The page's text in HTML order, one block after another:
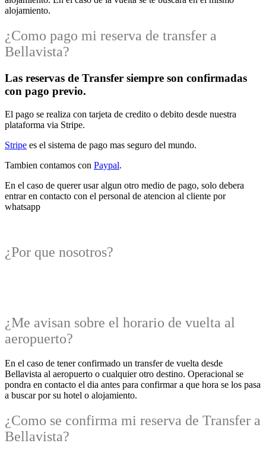
alojamiento.
¿Como pago mi reserva de transfer a
Bellavista?
Las reservas de Transfer siempre son confirmadas
con pago previo.
El pago se realiza con tarjeta de credito o debito desde nuestra
plataforma via Stripe.
Stripe es el sistema de pago mas seguro del mundo.
Tambien contamos con Paypal.
En el caso de querer usar algun otro medio de pago, solo debera
entrar en contacto con el personal de atencion al cliente por
whatsapp
¿Por que nosotros?
¿Me avisan sobre el horario de vuelta al
aeropuerto?
En el caso de tener confirmado un transfer de vuelta desde
Bellavista al aeropuerto o cualquier otro destino. Operacional se
pondra en contacto el dia antes para confirmar a que hora se los pasa
a buscar por su hotel o alojamiento.
¿Como se confirma mi reserva de Transfer a
Bellavista?